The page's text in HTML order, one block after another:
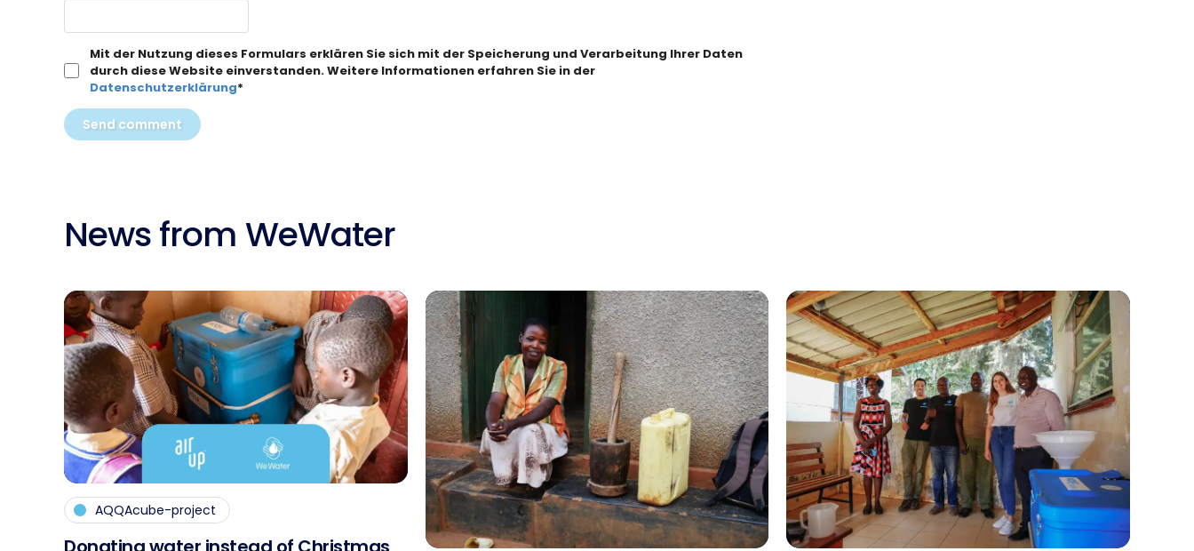
Mit der Nutzung dieses Formulars erklären Sie sich mit der Speicherung und Verarbeitung Ihrer Daten
durch diese Website einverstanden. Weitere Informationen erfahren Sie in der
Datenschutzerklärung*
Send comment
News from WeWater
AQQAcube-project